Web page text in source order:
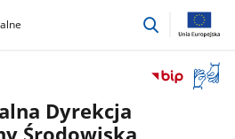
przejdź
okno
Dyrekcja